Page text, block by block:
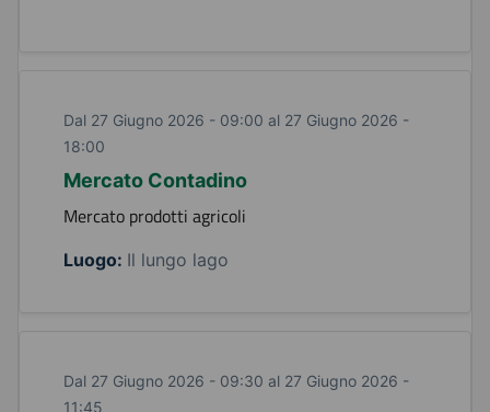
Dal 27 Giugno 2026 - 09:00 al 27 Giugno 2026 -
18:00
Mercato Contadino
Mercato prodotti agricoli
Luogo: Il lungo lago
Dal 27 Giugno 2026 - 09:30 al 27 Giugno 2026 -
11:45